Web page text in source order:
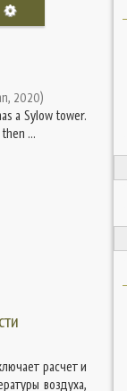
, 2020)
a Sylow tower.
...
расчет и
воздуха,